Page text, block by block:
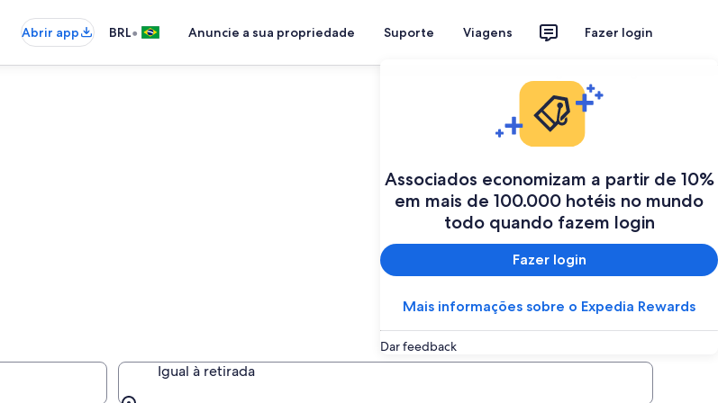
Abrir app BRL• Anuncie a sua propriedade Suporte Viagens Fazer login
Associados economizam a partir de 10%
em mais de 100.000 hotéis no mundo
todo quando fazem login
Fazer login
Mais informações sobre o Expedia Rewards
Dar feedback
Igual à retirada